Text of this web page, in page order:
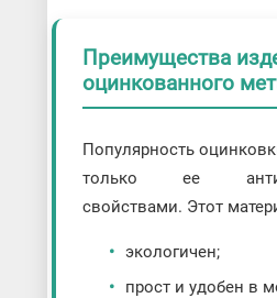
Преимущества
оцинкованного
Популярность
только ее
свойствами. Этот
экологичен;
прост и удобен в